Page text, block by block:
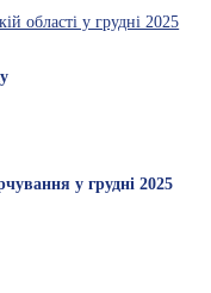
області у грудні 2025
у грудні 2025